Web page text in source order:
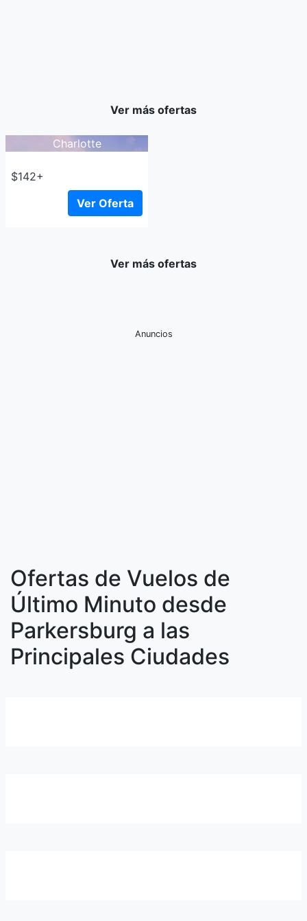
Ver más ofertas
Charlotte
$142+
Ver Oferta
Ver más ofertas
Anuncios
Ofertas de Vuelos de
Último Minuto desde
Parkersburg a las
Principales Ciudades